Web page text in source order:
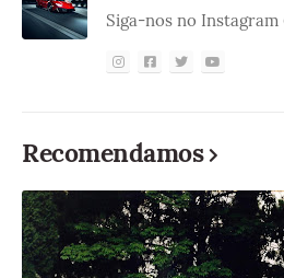
Siga-nos no Instagram
Recomendamos